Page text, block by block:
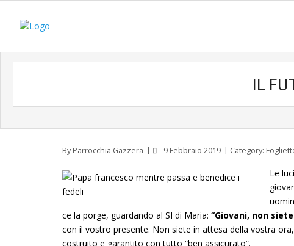
IL
By Parrocchia Gazzera 9 Febbraio 2019 Category:
Le
ce la porge, guardando al SI di Maria: “Giovani, non
con il vostro presente. Non siete in attesa della vostra
costruito e garantito con tutto “ben assicurato”.